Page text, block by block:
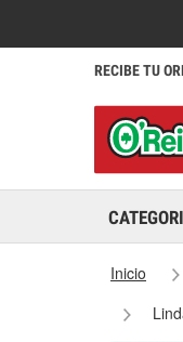
RECIBE TU
Inicio